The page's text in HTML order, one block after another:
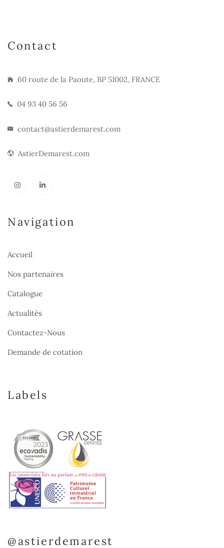
Contact
60 route de la Paoute, BP 51002, FRANCE
04 93 40 56 56
contact@astierdemarest.com
AstierDemarest.com
Navigation
Accueil
Nos partenaires
Catalogue
Actualités
Contactez-Nous
Demande de cotation
Labels
@astierdemarest